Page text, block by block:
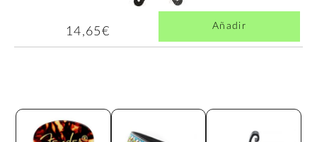
14,65€ Añadir